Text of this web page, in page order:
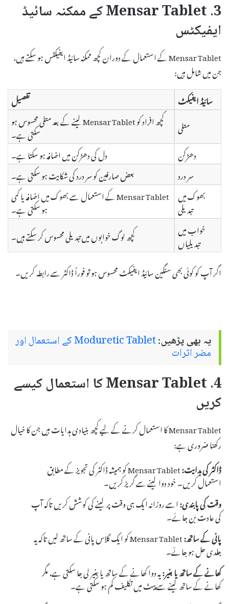
3. Mensar Tablet کے ممکنہ سائیڈ
ایفیکٹس
Mensar Tablet کے استعمال کے دوران کچھ ممکنہ سائیڈ ایفیکٹس ہو سکتے ہیں،
جن میں شامل ہیں:
سائیڈ ایفیکٹ
تفصیل
متلی
کچھ افراد کو Mensar Tablet لینے کے بعد متلی محسوس ہو
سکتی ہے۔
دھڑکن
دل کی دھڑکن میں اضافہ ہو سکتا ہے۔
سر درد
بعض صارفین کو سر درد کی شکایت ہو سکتی ہے۔
بھوک میں
تبدیلی
Mensar Tablet کے استعمال سے بھوک میں اضافہ یا کمی
ہو سکتی ہے۔
خواب میں
تبدیلیاں
کچھ لوگ خوابوں میں تبدیلی محسوس کر سکتے ہیں۔
اگر آپ کو کوئی بھی سنگین سائیڈ ایفیکٹ محسوس ہو تو فوراً ڈاکٹر سے رابطہ کریں۔
یہ بھی پڑھیں: Moduretic Tablet کے استعمال اور
مضر اثرات
4. Mensar Tablet کا استعمال کیسے
کریں
Mensar Tablet کا استعمال کرنے کے لیے کچھ بنیادی ہدایات ہیں جن کا خیال
رکھنا ضروری ہے:
ڈاکٹر کی ہدایت:
Mensar Tablet کو ہمیشہ ڈاکٹر کی تجویز کے مطابق
استعمال کریں۔ خود دوا لینے سے گریز کریں۔
وقت کی پابندی:اسے روزانہ ایک ہی وقت پر لینے کی کوشش کریں تاکہ آپ
کی عادت بن جائے۔
پانی کے ساتھ:
Mensar Tablet کو ایک گلاس پانی کے ساتھ لیں تاکہ یہ
جلدی حل ہو جائے۔
کھانے کے ساتھ یا بغیر:یہ دوا کھانے کے ساتھ یا بغیر لی جا سکتی ہے، مگر
کھانے کے ساتھ لینے سے پیٹ میں تکلیف کم ہو سکتی ہے۔